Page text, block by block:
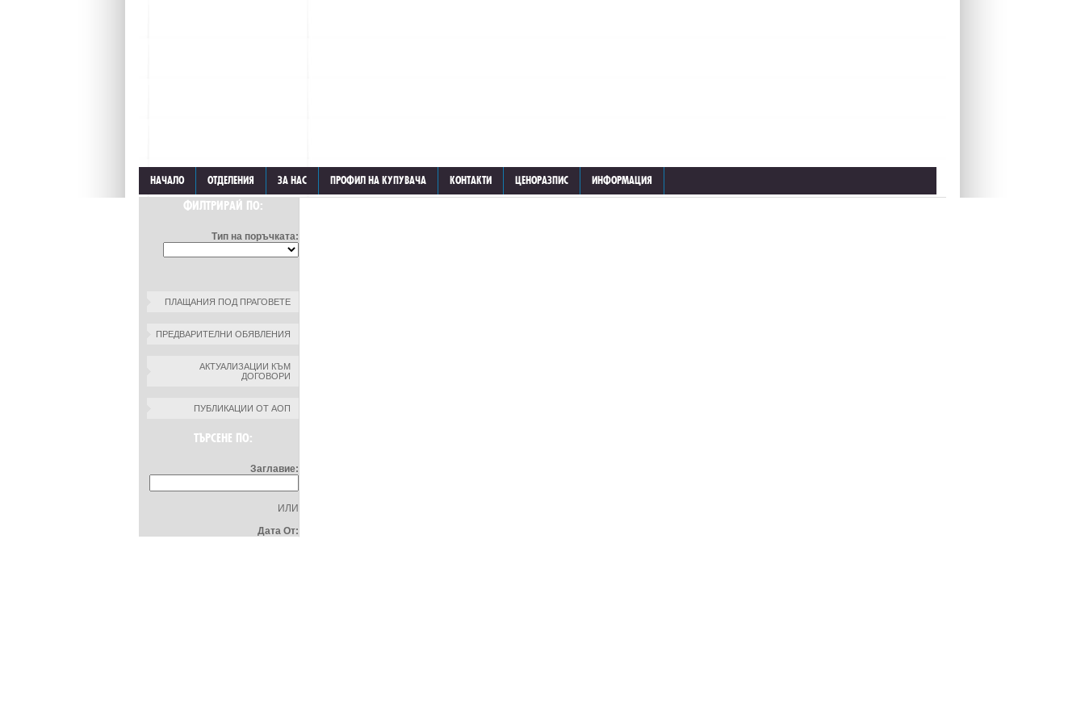
НАЧАЛО ОТДЕЛЕНИЯ ЗА НАС ПРОФИЛ НА КУПУВАЧА КОНТАКТИ ЦЕНОРАЗПИС ИНФОРМАЦИЯ
ФИЛТРИРАЙ ПО:
Тип на поръчката:
ПЛАЩАНИЯ ПОД ПРАГОВЕТЕ
ПРЕДВАРИТЕЛНИ ОБЯВЛЕНИЯ
АКТУАЛИЗАЦИИ КЪМ
ДОГОВОРИ
ПУБЛИКАЦИИ ОТ АОП
ТЪРСЕНЕ ПО:
Заглавие:
ИЛИ
Дата От: